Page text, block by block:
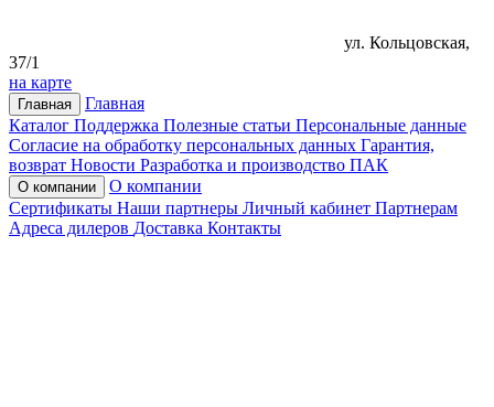
ул. Кольцовская,
37/1
на карте
Главная
Главная
Каталог Поддержка Полезные статьи Персональные данные
Согласие на обработку персональных данных Гарантия,
возврат Новости Разработка и производство ПАК
О компании
О компании
Сертификаты Наши партнеры Личный кабинет Партнерам
Адреса дилеров Доставка Контакты